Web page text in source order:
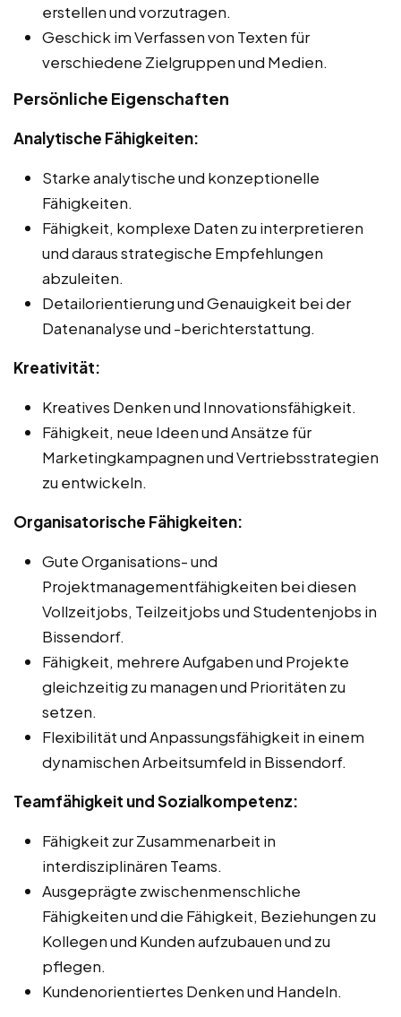
erstellen und vorzutragen.
Geschick im Verfassen von Texten für
verschiedene Zielgruppen und Medien.
Persönliche Eigenschaften
Analytische Fähigkeiten:
Starke analytische und konzeptionelle
Fähigkeiten.
Fähigkeit, komplexe Daten zu interpretieren
und daraus strategische Empfehlungen
abzuleiten.
Detailorientierung und Genauigkeit bei der
Datenanalyse und -berichterstattung.
Kreativität:
Kreatives Denken und Innovationsfähigkeit.
Fähigkeit, neue Ideen und Ansätze für
Marketingkampagnen und Vertriebsstrategien
zu entwickeln.
Organisatorische Fähigkeiten:
Gute Organisations- und
Projektmanagementfähigkeiten bei diesen
Vollzeitjobs, Teilzeitjobs und Studentenjobs in
Bissendorf.
Fähigkeit, mehrere Aufgaben und Projekte
gleichzeitig zu managen und Prioritäten zu
setzen.
Flexibilität und Anpassungsfähigkeit in einem
dynamischen Arbeitsumfeld in Bissendorf.
Teamfähigkeit und Sozialkompetenz:
Fähigkeit zur Zusammenarbeit in
interdisziplinären Teams.
Ausgeprägte zwischenmenschliche
Fähigkeiten und die Fähigkeit, Beziehungen zu
Kollegen und Kunden aufzubauen und zu
pflegen.
Kundenorientiertes Denken und Handeln.